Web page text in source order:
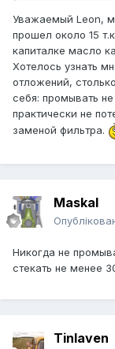
Уважаемый Leon,
прошел около 15
капиталке масло
Хотелось узнать
отложений,
себя: промывать
практически не
заменой фильтра.
Maskal
Никогда не
стекать не менее
Tinlaven